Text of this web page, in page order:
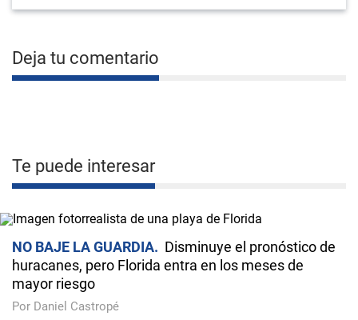
Deja tu comentario
Te puede interesar
NO BAJE LA GUARDIA
Disminuye el pronóstico de
huracanes, pero Florida entra en los meses de
mayor riesgo
Por Daniel Castropé